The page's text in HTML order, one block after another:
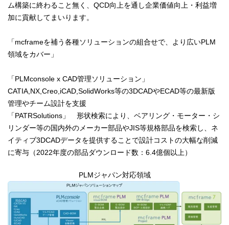
ム構築に終わること無く、QCD向上を通し企業価値向上・利益増
加に貢献してまいります。
「mcframeを補う各種ソリューションの組合せで、より広いPLM
領域をカバー」
「PLMconsole x CAD管理ソリューション」
CATIA,NX,Creo,iCAD,SolidWorks等の3DCADやECAD等の最新版
管理やチーム設計を支援
「PATRSolutions」 形状検索により、ベアリング・モーター・シ
リンダー等の国内外のメーカー部品やJIS等規格部品を検索し、ネ
イティブ3DCADデータを提供することで設計コストの大幅な削減
に寄与（2022年度の部品ダウンロード数：6.4億個以上）
PLMジャパン対応領域